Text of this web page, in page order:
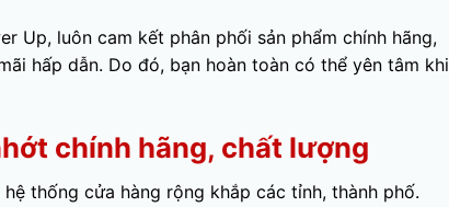
Up, luôn cam kết phân phối sản phẩm chính hãng,
hấp dẫn. Do đó, bạn hoàn toàn có thể yên tâm khi
chính hãng, chất lượng
thống cửa hàng rộng khắp các tỉnh, thành phố.